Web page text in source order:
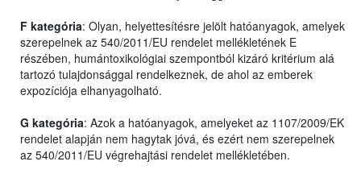
F kategória: Olyan, helyettesítésre jelölt hatóanyagok, amelyek
szerepelnek az 540/2011/EU rendelet mellékletének E
részében, humántoxikológiai szempontból kizáró kritérium alá
tartozó tulajdonsággal rendelkeznek, de ahol az emberek
expozíciója elhanyagolható.
G kategória: Azok a hatóanyagok, amelyeket az 1107/2009/EK
rendelet alapján nem hagytak jóvá, és ezért nem szerepelnek
az 540/2011/EU végrehajtási rendelet mellékletében.